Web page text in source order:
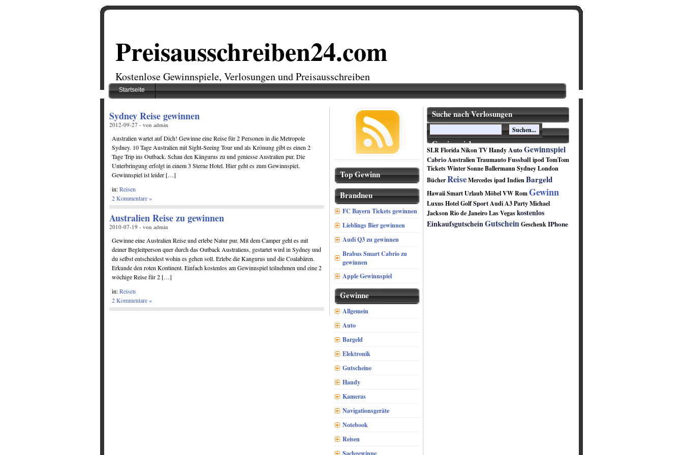
Preisausschreiben24.com
Kostenlose Gewinnspiele, Verlosungen und Preisausschreiben
Startseite
Sydney Reise gewinnen
2012-09-27 - von admin
Australien wartet auf Dich! Gewinne eine Reise für 2 Personen in die Metropole
Sydney. 10 Tage Australien mit Sight-Seeing Tour und als Krönung gibt es einen 2
Tage Trip ins Outback. Schau den Kängurus zu und geniesse Australien pur. Die
Unterbringung erfolgt in einem 3 Sterne Hotel. Hier geht es zum Gewinnspiel.
Gewinnspiel ist leider […]
in:Reisen
2 Kommentare »
Australien Reise zu gewinnen
2010-07-19 - von admin
Gewinne eine Australien Reise und erlebe Natur pur. Mit dem Camper geht es mit
deiner Begleitperson quer durch das Outback Australiens, gestartet wird in Sydney und
du selbst entscheidest wohin es gehen soll. Erlebe die Kangurus und die Coalabären.
Erkunde den roten Kontinent. Einfach kostenlos am Gewinnspiel teilnehmen und eine 2
wöchige Reise für 2 […]
in:Reisen
2 Kommentare »
Top Gewinn
Brandneu
FC Bayern Tickets gewinnen
Lieblings Bier gewinnen
Audi Q3 zu gewinnen
Brabus Smart Cabrio zu
gewinnen
Apple Gewinnspiel
Gewinne
Allgemein
Auto
Bargeld
Elektronik
Gutscheine
Handy
Kameras
Navigationsgeräte
Notebook
Reisen
Sachgewinne
Suche nach Verlosungen
Gewinsspiele
SLRFloridaNikonTVHandyAutoGewinnspiel
CabrioAustralienTraumautoFussball ipodTomTom
TicketsWinterSonneBallermannSydneyLondon
BücherReiseMercedesipadIndienBargeld
HawaiiSmartUrlaubMöbelVWRomGewinn
Luxus HotelGolfSportAudi A3PartyMichael
JacksonRio de JaneiroLas Vegaskostenlos
EinkaufsgutscheinGutscheinGeschenkIPhone